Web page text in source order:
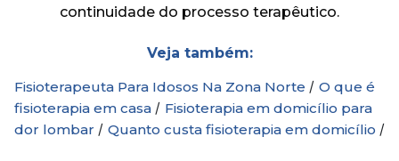
continuidade do processo terapêutico.
Veja também:
Fisioterapeuta Para Idosos Na Zona Norte / O que é
fisioterapia em casa / Fisioterapia em domicílio para
dor lombar / Quanto custa fisioterapia em domicílio /